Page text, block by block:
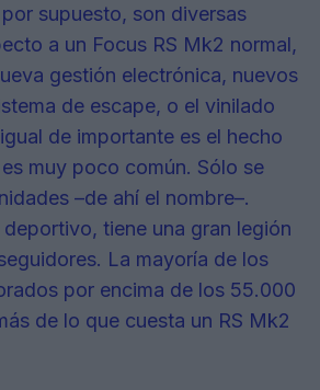
supuesto, son diversas
a un Focus RS Mk2 normal,
gestión electrónica, nuevos
de escape, o el vinilado
de importante es el hecho
muy poco común. Sólo se
–de ahí el nombre–.
tiene una gran legión
La mayoría de los
por encima de los 55.000
de lo que cuesta un RS Mk2